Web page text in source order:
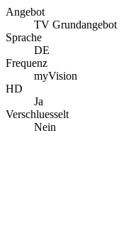
Angebot
TV Grundangebot
Sprache
DE
Frequenz
myVision
HD
Ja
Verschluesselt
Nein